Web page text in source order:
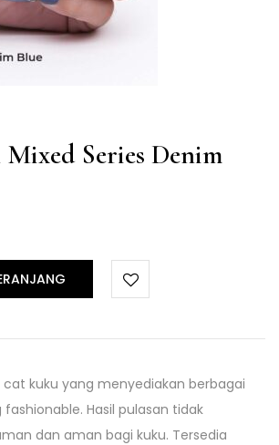
Series Denim
cat kuku yang menyediakan berbagai
Hasil pulasan tidak
dan aman bagi kuku. Tersedia